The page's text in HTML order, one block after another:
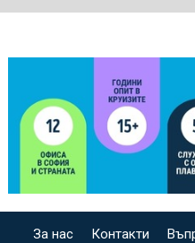
За нас Контакти